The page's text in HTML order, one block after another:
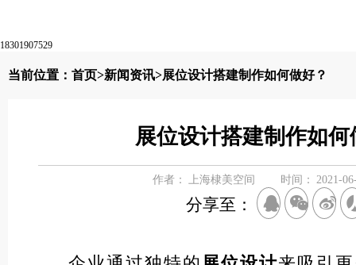
18301907529
当前位置： 首页>新闻资讯>展位设计搭建制作如何做好？
展位设计搭建制作如
作者： 上海棣美空间 时间： 2021-
分享至：